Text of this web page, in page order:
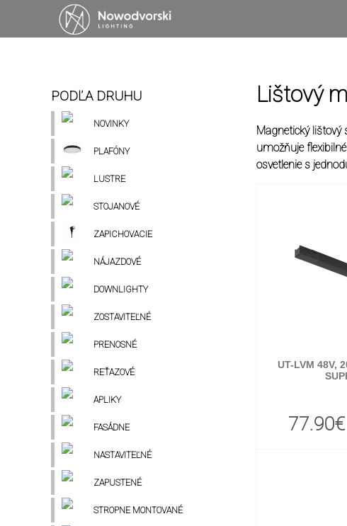
PODĽA DRUHU
NOVINKY
PLAFÓNY
LUSTRE
STOJANOVÉ
ZAPICHOVACIE
NÁJAZDOVÉ
DOWNLIGHTY
ZOSTAVITEĽNÉ
PRENOSNÉ
REŤAZOVÉ
APLIKY
FASÁDNE
NASTAVITEĽNÉ
ZAPUSTENÉ
STROPNE MONTOVANÉ
Lištový
Magnetický lištový
umožňuje
osvetlenie s
UT-LVM 48V,
77.90€